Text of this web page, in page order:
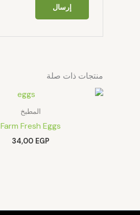
منتجات ذات صلة
المطبخ
Farm Fresh Eggs
34,00 EGP